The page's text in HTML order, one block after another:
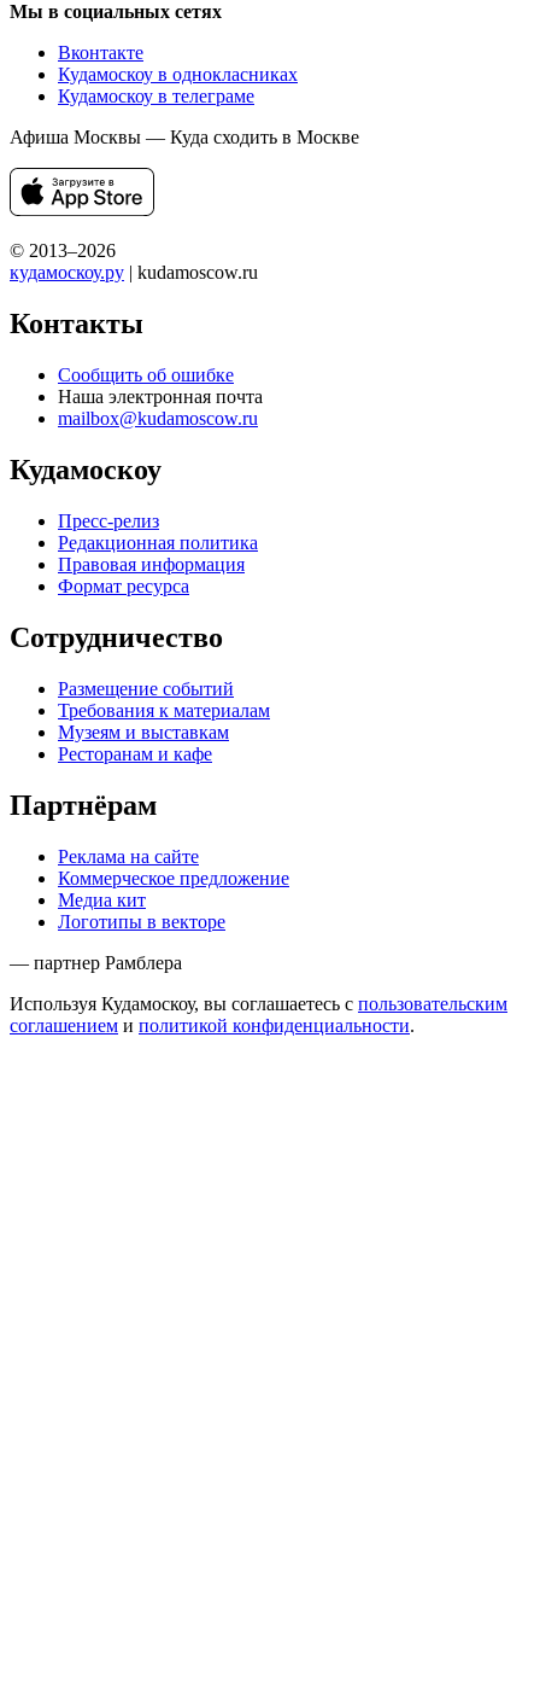
Мы в социальных сетях
Вконтакте
Кудамоскоу в однокласниках
Кудамоскоу в телеграме
Афиша Москвы — Куда сходить в Москве
© 2013–2026
кудамоскоу.ру | kudamoscow.ru
Контакты
Сообщить об ошибке
Наша электронная почта
mailbox@kudamoscow.ru
Кудамоскоу
Пресс-релиз
Редакционная политика
Правовая информация
Формат ресурса
Сотрудничество
Размещение событий
Требования к материалам
Музеям и выставкам
Ресторанам и кафе
Партнёрам
Реклама на сайте
Коммерческое предложение
Медиа кит
Логотипы в векторе
— партнер Рамблера
Используя Кудамоскоу, вы соглашаетесь с пользовательским
соглашением и политикой конфиденциальности.